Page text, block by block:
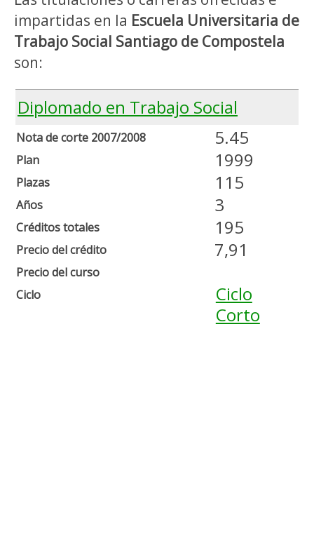
impartidas en la Escuela Universitaria de
Trabajo Social Santiago de Compostela
son:
Diplomado en Trabajo Social
Nota de corte 2007/2008
Plan
Plazas
Años
Créditos totales
Precio del crédito
Precio del curso
Ciclo
5.45
1999
115
3
195
7,91
Ciclo
Corto